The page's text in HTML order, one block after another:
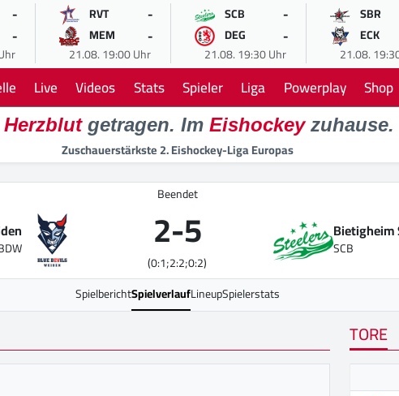
-
-
RVT -
MEM -
21.08. 19:00 Uhr
SCB -
DEG -
21.08. 19:30 Uhr
SBR
ECK
21.08.
Live Videos Stats Spieler Liga Powerplay Shop
Herzblutgetragen. Im Eishockeyzuhause.
Zuschauerstärkste 2. Eishockey-Liga Europas
Beendet
2-5
(0:1;2:2;0:2)
Bietigheim
SCB
SpielberichtSpielverlaufLineupSpielerstats
TORE